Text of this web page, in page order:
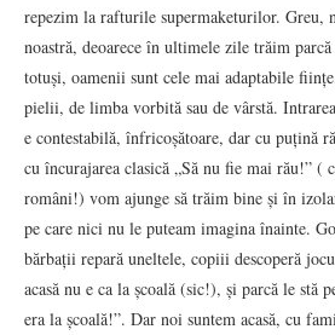
repezim la rafturile supermaketurilor. Greu,
noastră, deoarece în ultimele zile trăim
totuși, oamenii sunt cele mai adaptabile
pielii, de limba vorbită sau de vârstă.
e contestabilă, înfricoșătoare, dar cu puțină
cu încurajarea clasică „Să nu fie mai rău!” (
români!) vom ajunge să trăim bine și în
pe care nici nu le puteam imagina înainte.
bărbații repară uneltele, copiii descoperă
acasă nu e ca la școală (sic!), și parcă le stă
era la școală!”. Dar noi suntem acasă, cu